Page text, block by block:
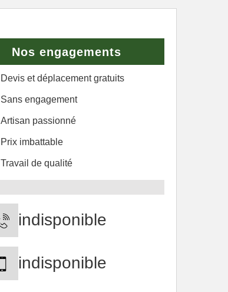
Nos engagements
Devis et déplacement gratuits
Sans engagement
Artisan passionné
Prix imbattable
Travail de qualité
indisponible
indisponible